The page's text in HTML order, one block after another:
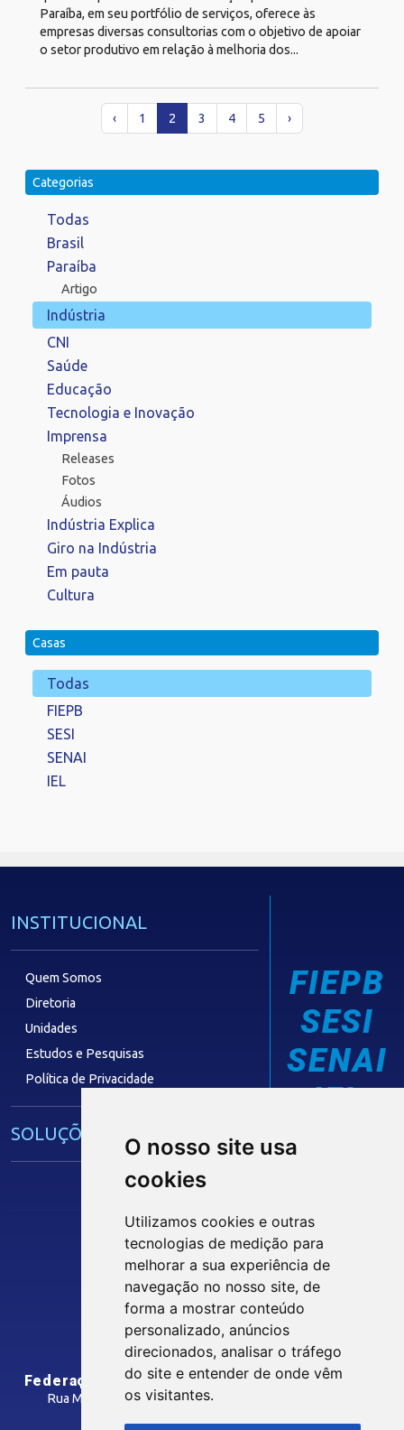
O nosso site usa
cookies
Utilizamos cookies e outras
tecnologias de medição para
melhorar a sua experiência de
navegação no nosso site, de
forma a mostrar conteúdo
personalizado, anúncios
direcionados, analisar o tráfego
do site e entender de onde vêm
os visitantes.
Paraíba, em seu portfólio de serviços, oferece às
empresas diversas consultorias com o objetivo de apoiar
o setor produtivo em relação à melhoria dos...
‹ 1 2 3 4 5 ›
Categorias
Todas
Brasil
Paraíba
Artigo
Indústria
CNI
Saúde
Educação
Tecnologia e Inovação
Imprensa
Releases
Fotos
Áudios
Indústria Explica
Giro na Indústria
Em pauta
Cultura
Casas
Todas
FIEPB
SESI
SENAI
IEL
INSTITUCIONAL
Quem Somos
Diretoria
Unidades
Estudos e Pesquisas
Política de Privacidade
SOLUÇÕES E SERVIÇOS
Núcleo de Acesso ao Crédito
Centro Internacional de Negócios -
CONTRIBUIÇÃO SINDICAL
SINDICATOS FILIADOS
FIEPB
SESI
SENAI
IEL
Siga nossas Redes Sociais
INTRANET
Federação das Indústrias do Estado da Paraíba
Rua Manoel Gonçalves Guimarães, 195 - José Pinheiro